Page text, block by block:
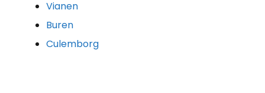
Vianen
Buren
Culemborg